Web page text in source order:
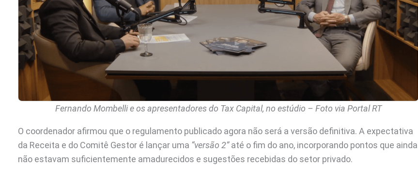
Fernando Mombelli e os apresentadores do Tax Capital, no estúdio – Foto via Portal RT
O coordenador afirmou que o regulamento publicado agora não será a versão definitiva. A expectativa
da Receita e do Comitê Gestor é lançar uma “versão 2”até o fim do ano, incorporando pontos que ainda
não estavam suficientemente amadurecidos e sugestões recebidas do setor privado.